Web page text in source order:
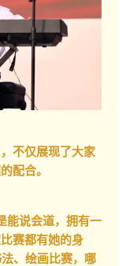
不仅展现了大家
配合。
能说会道，拥有一
赛都有她的身
、绘画比赛，哪